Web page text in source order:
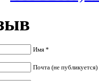
Имя *
Почта (не